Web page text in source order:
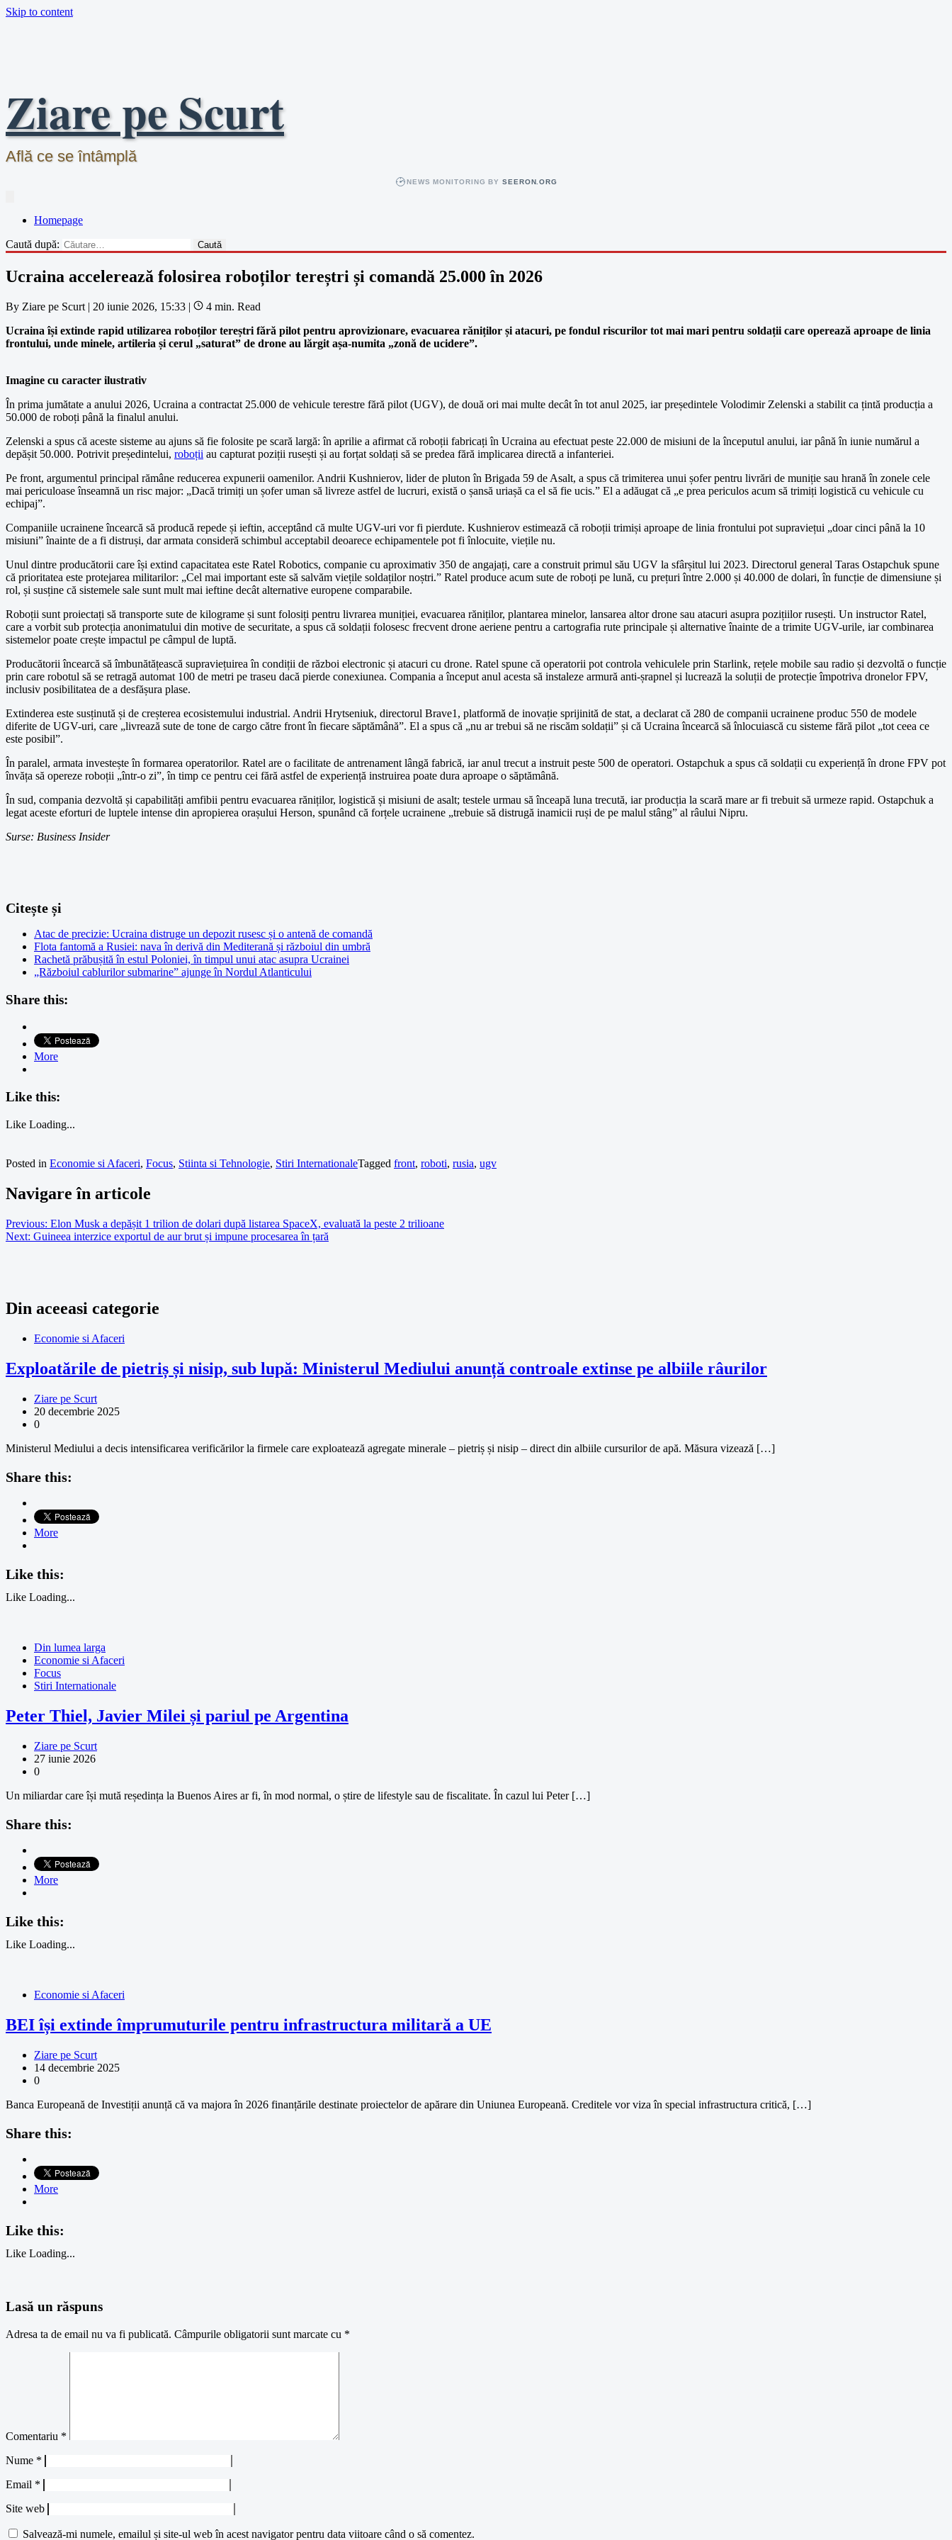
Skip to content
Ziare pe Scurt
Află ce se întâmplă
NEWS MONITORING BYSEERON.ORG
Homepage
Caută după:
Ucraina accelerează folosirea roboților tereștri și comandă 25.000 în 2026
By Ziare pe Scurt | 20 iunie 2026, 15:33 |
4 min. Read
Ucraina își extinde rapid utilizarea roboților tereștri fără pilot pentru aprovizionare, evacuarea răniților și atacuri, pe fondul riscurilor tot mai mari pentru soldații care operează aproape de linia
frontului, unde minele, artileria și cerul „saturat” de drone au lărgit așa-numita „zonă de ucidere”.
Imagine cu caracter ilustrativ
În prima jumătate a anului 2026, Ucraina a contractat 25.000 de vehicule terestre fără pilot (UGV), de două ori mai multe decât în tot anul 2025, iar președintele Volodimir Zelenski a stabilit ca țintă producția a
50.000 de roboți până la finalul anului.
Zelenski a spus că aceste sisteme au ajuns să fie folosite pe scară largă: în aprilie a afirmat că roboții fabricați în Ucraina au efectuat peste 22.000 de misiuni de la începutul anului, iar până în iunie numărul a
depășit 50.000. Potrivit președintelui, roboții au capturat poziții rusești și au forțat soldați să se predea fără implicarea directă a infanteriei.
Pe front, argumentul principal rămâne reducerea expunerii oamenilor. Andrii Kushnierov, lider de pluton în Brigada 59 de Asalt, a spus că trimiterea unui șofer pentru livrări de muniție sau hrană în zonele cele
mai periculoase înseamnă un risc major: „Dacă trimiți un șofer uman să livreze astfel de lucruri, există o șansă uriașă ca el să fie ucis.” El a adăugat că „e prea periculos acum să trimiți logistică cu vehicule cu
echipaj”.
Companiile ucrainene încearcă să producă repede și ieftin, acceptând că multe UGV-uri vor fi pierdute. Kushnierov estimează că roboții trimiși aproape de linia frontului pot supraviețui „doar cinci până la 10
misiuni” înainte de a fi distruși, dar armata consideră schimbul acceptabil deoarece echipamentele pot fi înlocuite, viețile nu.
Unul dintre producătorii care își extind capacitatea este Ratel Robotics, companie cu aproximativ 350 de angajați, care a construit primul său UGV la sfârșitul lui 2023. Directorul general Taras Ostapchuk spune
că prioritatea este protejarea militarilor: „Cel mai important este să salvăm viețile soldaților noștri.” Ratel produce acum sute de roboți pe lună, cu prețuri între 2.000 și 40.000 de dolari, în funcție de dimensiune și
rol, și susține că sistemele sale sunt mult mai ieftine decât alternative europene comparabile.
Roboții sunt proiectați să transporte sute de kilograme și sunt folosiți pentru livrarea muniției, evacuarea răniților, plantarea minelor, lansarea altor drone sau atacuri asupra pozițiilor rusești. Un instructor Ratel,
care a vorbit sub protecția anonimatului din motive de securitate, a spus că soldații folosesc frecvent drone aeriene pentru a cartografia rute principale și alternative înainte de a trimite UGV-urile, iar combinarea
sistemelor poate crește impactul pe câmpul de luptă.
Producătorii încearcă să îmbunătățească supraviețuirea în condiții de război electronic și atacuri cu drone. Ratel spune că operatorii pot controla vehiculele prin Starlink, rețele mobile sau radio și dezvoltă o funcție
prin care robotul să se retragă automat 100 de metri pe traseu dacă pierde conexiunea. Compania a început anul acesta să instaleze armură anti-șrapnel și lucrează la soluții de protecție împotriva dronelor FPV,
inclusiv posibilitatea de a desfășura plase.
Extinderea este susținută și de creșterea ecosistemului industrial. Andrii Hrytseniuk, directorul Brave1, platformă de inovație sprijinită de stat, a declarat că 280 de companii ucrainene produc 550 de modele
diferite de UGV-uri, care „livrează sute de tone de cargo către front în fiecare săptămână”. El a spus că „nu ar trebui să ne riscăm soldații” și că Ucraina încearcă să înlocuiască cu sisteme fără pilot „tot ceea ce
este posibil”.
În paralel, armata investește în formarea operatorilor. Ratel are o facilitate de antrenament lângă fabrică, iar anul trecut a instruit peste 500 de operatori. Ostapchuk a spus că soldații cu experiență în drone FPV pot
învăța să opereze roboții „într-o zi”, în timp ce pentru cei fără astfel de experiență instruirea poate dura aproape o săptămână.
În sud, compania dezvoltă și capabilități amfibii pentru evacuarea răniților, logistică și misiuni de asalt; testele urmau să înceapă luna trecută, iar producția la scară mare ar fi trebuit să urmeze rapid. Ostapchuk a
legat aceste eforturi de luptele intense din apropierea orașului Herson, spunând că forțele ucrainene „trebuie să distrugă inamicii ruși de pe malul stâng” al râului Nipru.
Surse: Business Insider
Citește și
Atac de precizie: Ucraina distruge un depozit rusesc și o antenă de comandă
Flota fantomă a Rusiei: nava în derivă din Mediterană și războiul din umbră
Rachetă prăbușită în estul Poloniei, în timpul unui atac asupra Ucrainei
„Războiul cablurilor submarine” ajunge în Nordul Atlanticului
Share this:
More
Like this:
Like Loading...
Posted in Economie si Afaceri, Focus, Stiinta si Tehnologie, Stiri InternationaleTagged front, roboti, rusia, ugv
Navigare în articole
Previous: Elon Musk a depășit 1 trilion de dolari după listarea SpaceX, evaluată la peste 2 trilioane
Next: Guineea interzice exportul de aur brut și impune procesarea în țară
Din aceeasi categorie
Economie si Afaceri
Exploatările de pietriș și nisip, sub lupă: Ministerul Mediului anunță controale extinse pe albiile râurilor
Ziare pe Scurt
20 decembrie 2025
0
Ministerul Mediului a decis intensificarea verificărilor la firmele care exploatează agregate minerale – pietriș și nisip – direct din albiile cursurilor de apă. Măsura vizează […]
Share this:
More
Like this:
Like Loading...
Din lumea larga
Economie si Afaceri
Focus
Stiri Internationale
Peter Thiel, Javier Milei și pariul pe Argentina
Ziare pe Scurt
27 iunie 2026
0
Un miliardar care își mută reședința la Buenos Aires ar fi, în mod normal, o știre de lifestyle sau de fiscalitate. În cazul lui Peter […]
Share this:
More
Like this:
Like Loading...
Economie si Afaceri
BEI își extinde împrumuturile pentru infrastructura militară a UE
Ziare pe Scurt
14 decembrie 2025
0
Banca Europeană de Investiții anunță că va majora în 2026 finanțările destinate proiectelor de apărare din Uniunea Europeană. Creditele vor viza în special infrastructura critică, […]
Share this:
More
Like this:
Like Loading...
Lasă un răspuns
Adresa ta de email nu va fi publicată. Câmpurile obligatorii sunt marcate cu *
Comentariu *
Nume *
Email *
Site web
Salvează-mi numele, emailul și site-ul web în acest navigator pentru data viitoare când o să comentez.